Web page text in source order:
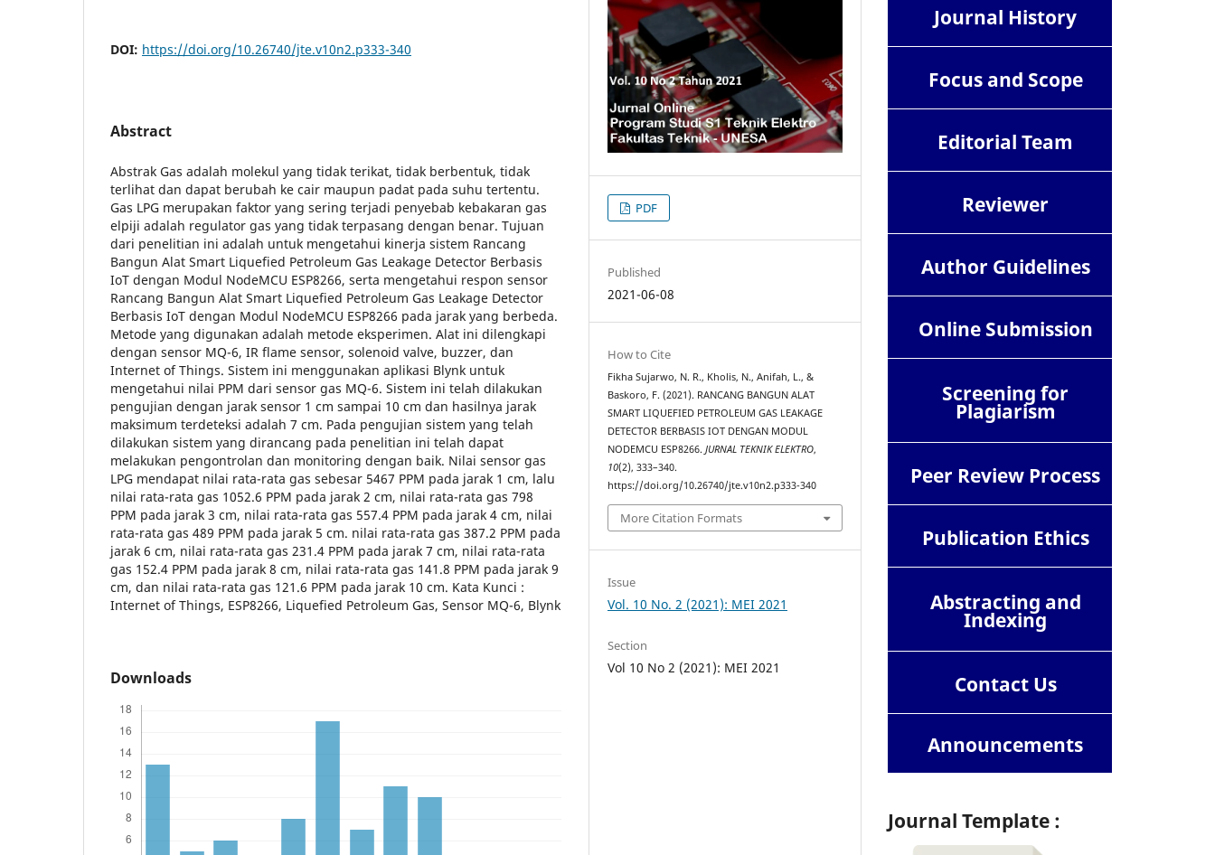
DOI: https://doi.org/10.26740/jte.v10n2.p333-340
Abstract
Abstrak Gas adalah molekul yang tidak terikat, tidak berbentuk, tidak
terlihat dan dapat berubah ke cair maupun padat pada suhu tertentu.
Gas LPG merupakan faktor yang sering terjadi penyebab kebakaran gas
elpiji adalah regulator gas yang tidak terpasang dengan benar. Tujuan
dari penelitian ini adalah untuk mengetahui kinerja sistem Rancang
Bangun Alat Smart Liquefied Petroleum Gas Leakage Detector Berbasis
IoT dengan Modul NodeMCU ESP8266, serta mengetahui respon sensor
Rancang Bangun Alat Smart Liquefied Petroleum Gas Leakage Detector
Berbasis IoT dengan Modul NodeMCU ESP8266 pada jarak yang berbeda.
Metode yang digunakan adalah metode eksperimen. Alat ini dilengkapi
dengan sensor MQ-6, IR flame sensor, solenoid valve, buzzer, dan
Internet of Things. Sistem ini menggunakan aplikasi Blynk untuk
mengetahui nilai PPM dari sensor gas MQ-6. Sistem ini telah dilakukan
pengujian dengan jarak sensor 1 cm sampai 10 cm dan hasilnya jarak
maksimum terdeteksi adalah 7 cm. Pada pengujian sistem yang telah
dilakukan sistem yang dirancang pada penelitian ini telah dapat
melakukan pengontrolan dan monitoring dengan baik. Nilai sensor gas
LPG mendapat nilai rata-rata gas sebesar 5467 PPM pada jarak 1 cm, lalu
nilai rata-rata gas 1052.6 PPM pada jarak 2 cm, nilai rata-rata gas 798
PPM pada jarak 3 cm, nilai rata-rata gas 557.4 PPM pada jarak 4 cm, nilai
rata-rata gas 489 PPM pada jarak 5 cm. nilai rata-rata gas 387.2 PPM pada
jarak 6 cm, nilai rata-rata gas 231.4 PPM pada jarak 7 cm, nilai rata-rata
gas 152.4 PPM pada jarak 8 cm, nilai rata-rata gas 141.8 PPM pada jarak 9
cm, dan nilai rata-rata gas 121.6 PPM pada jarak 10 cm. Kata Kunci :
Internet of Things, ESP8266, Liquefied Petroleum Gas, Sensor MQ-6, Blynk
Downloads
PDF
Published
2021-06-08
How to Cite
Fikha Sujarwo, N. R., Kholis, N., Anifah, L., &
Baskoro, F. (2021). RANCANG BANGUN ALAT
SMART LIQUEFIED PETROLEUM GAS LEAKAGE
DETECTOR BERBASIS IOT DENGAN MODUL
NODEMCU ESP8266.JURNAL TEKNIK ELEKTRO,
10(2), 333–340.
https://doi.org/10.26740/jte.v10n2.p333-340
More Citation Formats
Issue
Vol. 10 No. 2 (2021): MEI 2021
Section
Vol 10 No 2 (2021): MEI 2021
Journal History
Focus and Scope
Editorial Team
Reviewer
Author Guidelines
Online Submission
Screening for
Plagiarism
Peer Review Process
Publication Ethics
Abstracting and
Indexing
ContactUs
Announcements
Journal Template :